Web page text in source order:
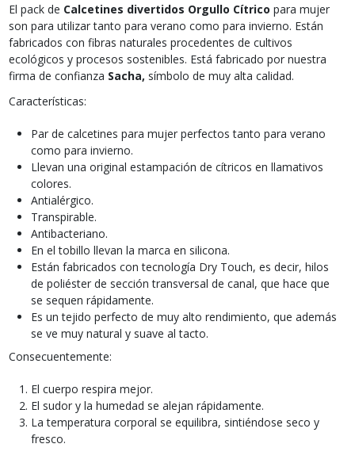
El pack de Calcetines divertidos Orgullo Cítrico para mujer
son para utilizar tanto para verano como para invierno. Están
fabricados con fibras naturales procedentes de cultivos
ecológicos y procesos sostenibles. Está fabricado por nuestra
firma de confianza Sacha, símbolo de muy alta calidad.
Características:
Par de calcetines para mujer perfectos tanto para verano
como para invierno.
Llevan una original estampación de cítricos en llamativos
colores.
Antialérgico.
Transpirable.
Antibacteriano.
En el tobillo llevan la marca en silicona.
Están fabricados con tecnología Dry Touch, es decir, hilos
de poliéster de sección transversal de canal, que hace que
se sequen rápidamente.
Es un tejido perfecto de muy alto rendimiento, que además
se ve muy natural y suave al tacto.
Consecuentemente:
El cuerpo respira mejor.
El sudor y la humedad se alejan rápidamente.
La temperatura corporal se equilibra, sintiéndose seco y
fresco.